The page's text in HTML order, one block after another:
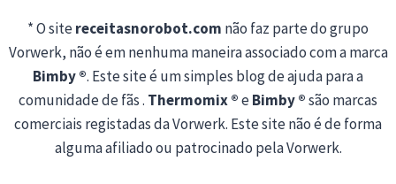
* O sitereceitasnorobot.com não faz parte do grupo
Vorwerk, não é em nenhuma maneira associado com a marca
Bimby ®. Este site é um simples blog de ajuda para a
comunidade de fãs . Thermomix ®eBimby ®são marcas
comerciais registadas da Vorwerk. Este site não é de forma
alguma afiliado ou patrocinado pela Vorwerk.